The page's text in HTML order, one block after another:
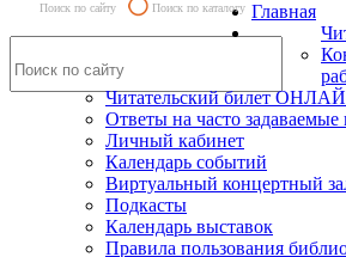
Поиск по сайту Поиск по каталогу Главная
Читательский билет
Ответы на часто
Личный кабинет
Календарь событий
Виртуальный концертный
Подкасты
Календарь выставок
Правила пользования